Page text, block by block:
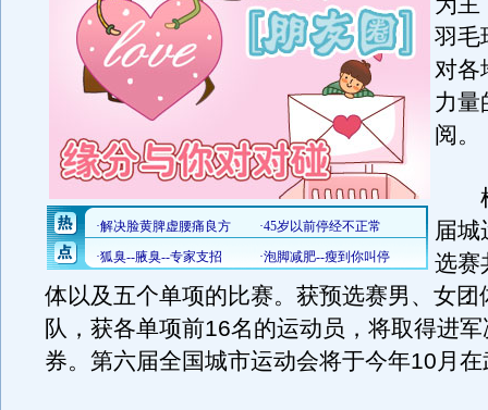
羽毛
对各
力量
阅。
根
届城
选赛
体以及五个单项的比赛。获预选赛男、女团
队，获各单项前16名的运动员，将取得进
券。第六届全国城市运动会将于今年10月